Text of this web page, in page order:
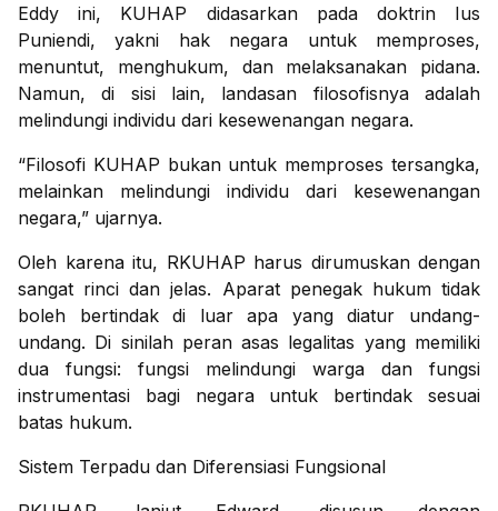
Eddy ini, KUHAP didasarkan pada doktrin Ius
Puniendi, yakni hak negara untuk memproses,
menuntut, menghukum, dan melaksanakan pidana.
Namun, di sisi lain, landasan filosofisnya adalah
melindungi individu dari kesewenangan negara.
“Filosofi KUHAP bukan untuk memproses tersangka,
melainkan melindungi individu dari kesewenangan
negara,” ujarnya.
Oleh karena itu, RKUHAP harus dirumuskan dengan
sangat rinci dan jelas. Aparat penegak hukum tidak
boleh bertindak di luar apa yang diatur undang-
undang. Di sinilah peran asas legalitas yang memiliki
dua fungsi: fungsi melindungi warga dan fungsi
instrumentasi bagi negara untuk bertindak sesuai
batas hukum.
Sistem Terpadu dan Diferensiasi Fungsional